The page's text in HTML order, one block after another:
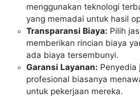
menggunakan teknologi
yang memadai untuk hasil
Transparansi Biaya: Pilih
memberikan rincian biaya
ada biaya tersembunyi.
Garansi Layanan: Penyedia
profesional biasanya
untuk pekerjaan mereka.